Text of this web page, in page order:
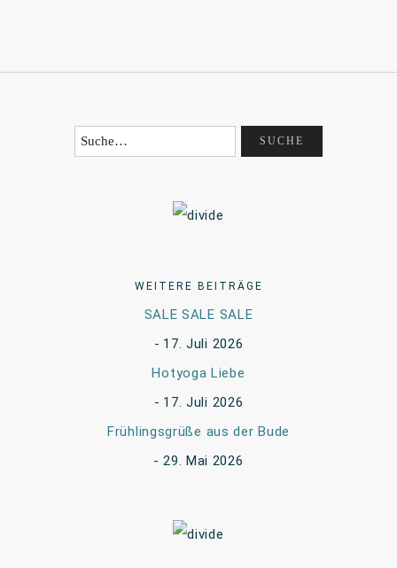
WEITERE BEITRÄGE
SALE SALE SALE
17. Juli 2026
Hotyoga Liebe
17. Juli 2026
Frühlingsgrüße aus der Bude
29. Mai 2026